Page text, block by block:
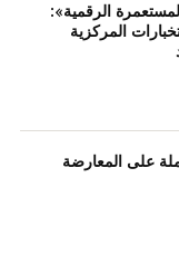
الرقمية»:
المركزية
على المعارضة